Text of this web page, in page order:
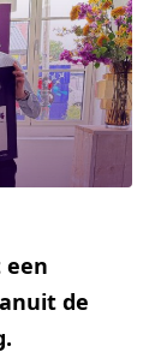
een
de